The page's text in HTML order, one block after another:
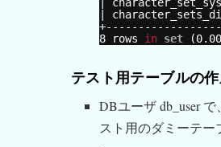
|
|
8 rows in set
テスト用テーブルの
DBユーザ db_user
スト用のダミーテー